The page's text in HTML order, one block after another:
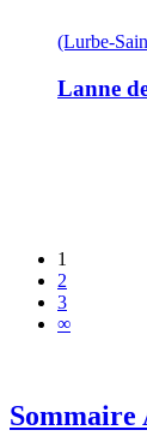
(Lurbe-
Lanne
1
2
3
∞
Sommaire